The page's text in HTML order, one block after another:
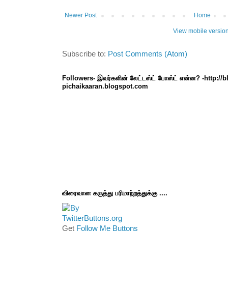
Newer Post Home
View mobile
Subscribe to: Post Comments (Atom)
Followers- இவர்களின் லேட்டஸ்ட் போஸ்ட் என்ன? -http://
pichaikaaran.blogspot.com
விரைவான கருத்து பரிமாற்றத்துக்கு ....
Get Follow Me Buttons